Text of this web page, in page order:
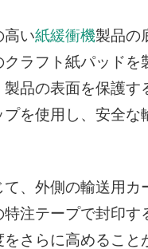
高い紙緩衝機製品の
クラフト紙パッドを
製品の表面を保護す
プを使用し、安全な
て、外側の輸送用カ
特注テープで封印す
さらに高めること